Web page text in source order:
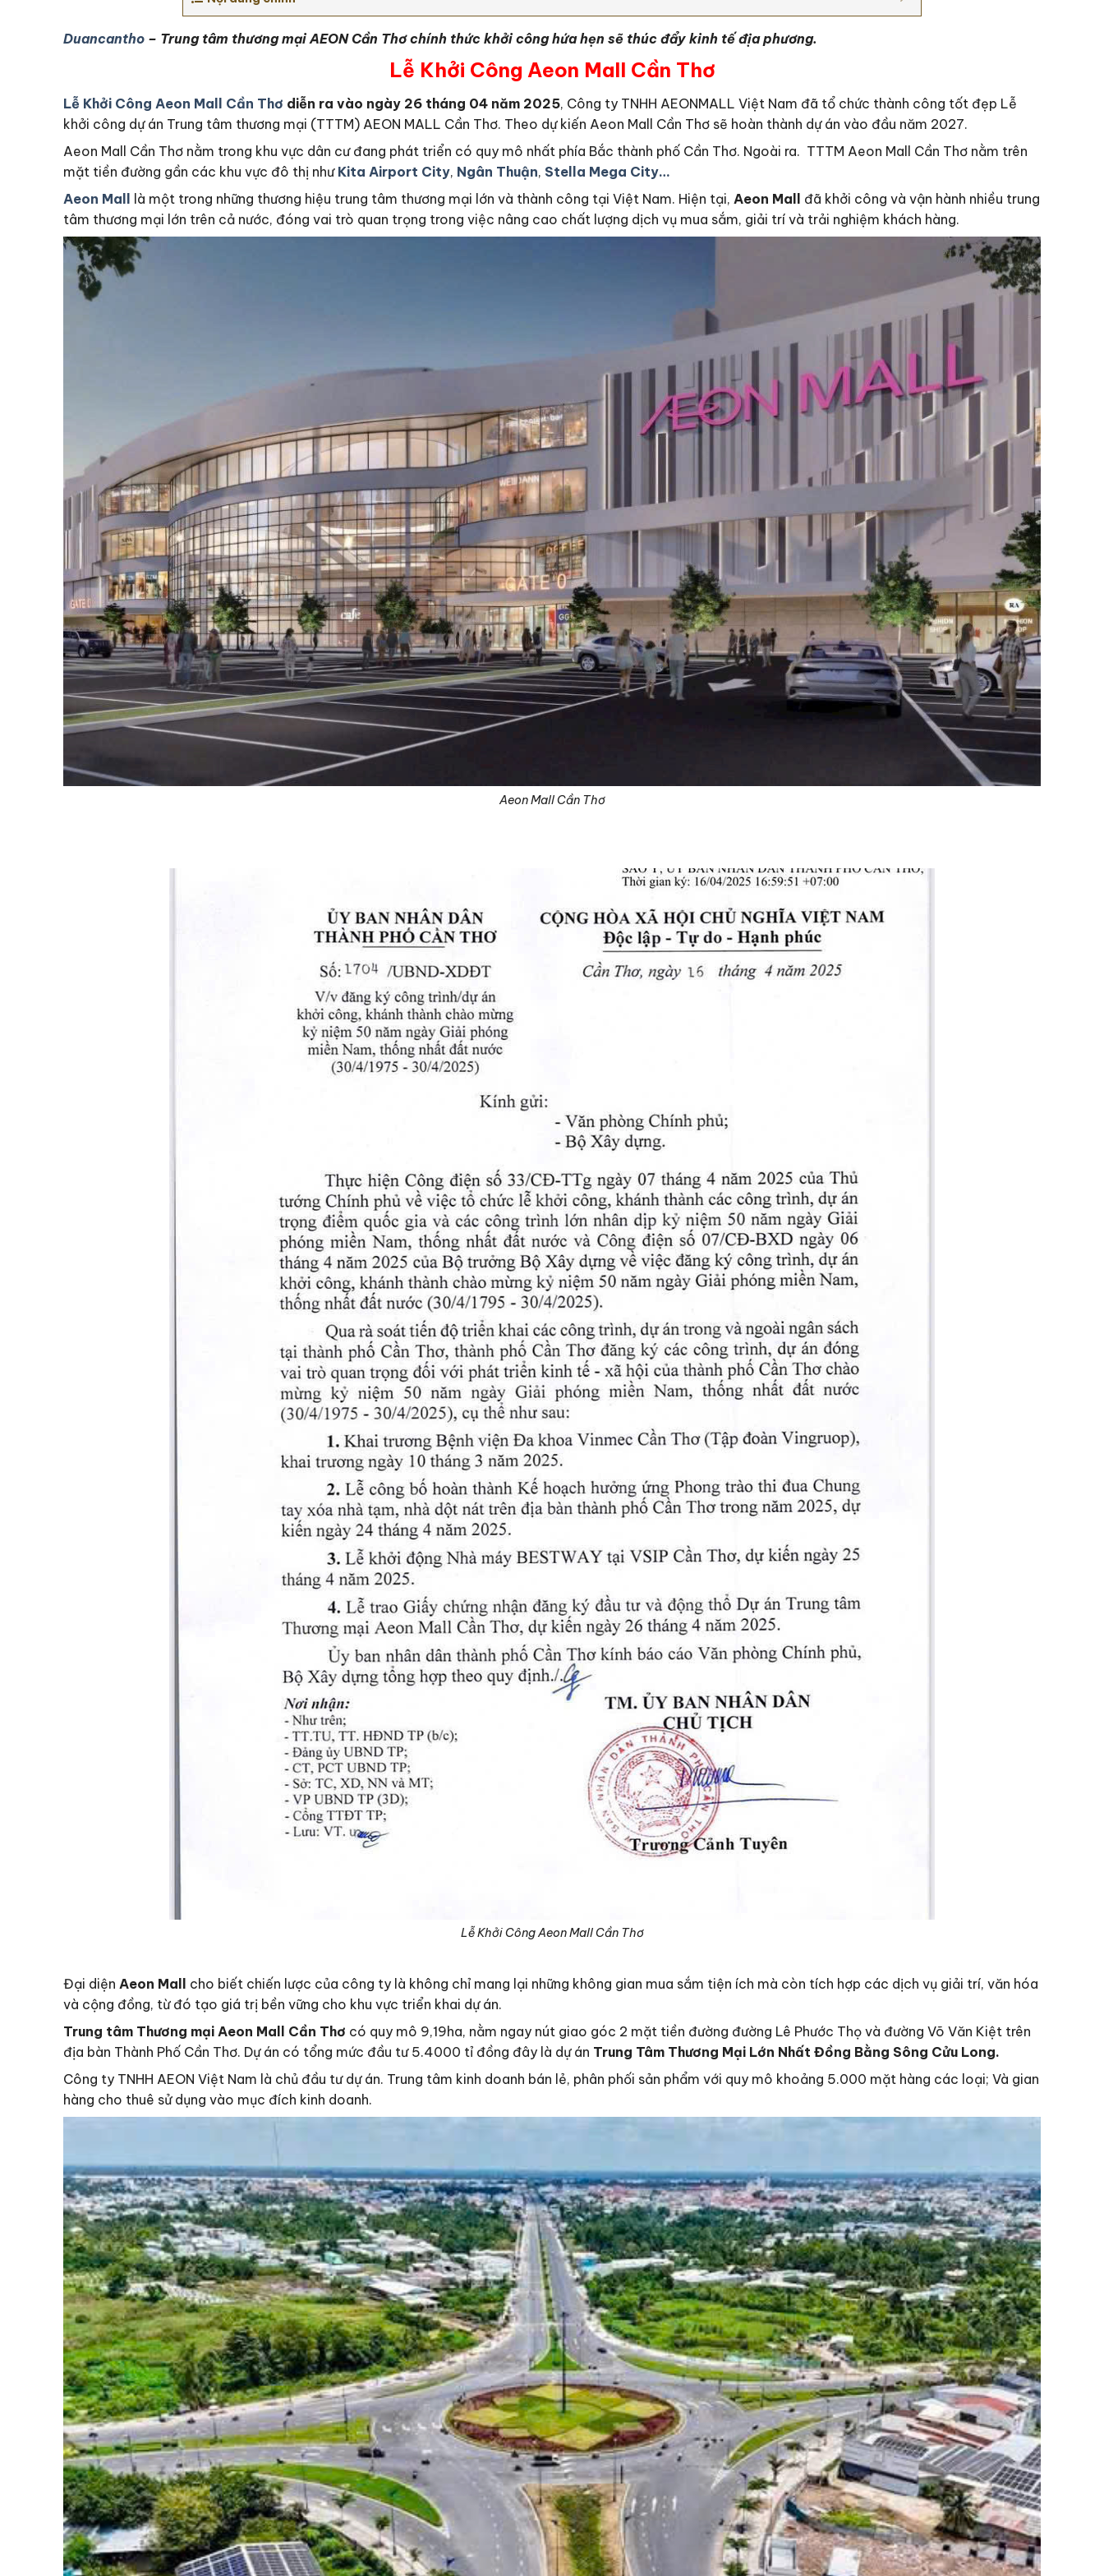
Duancantho – Trung tâm thương mại AEON Cần Thơ chính thức khởi công hứa hẹn sẽ thúc đẩy kinh tế địa phương.
Lễ Khởi Công Aeon Mall Cần Thơ
Lễ Khởi Công Aeon Mall Cần Thơ diễn ra vào ngày 26 tháng 04 năm 2025, Công ty TNHH AEONMALL Việt Nam đã tổ chức thành công tốt đẹp Lễ
khởi công dự án Trung tâm thương mại (TTTM) AEON MALL Cần Thơ. Theo dự kiến Aeon Mall Cần Thơ sẽ hoàn thành dự án vào đầu năm 2027.
Aeon Mall Cần Thơ nằm trong khu vực dân cư đang phát triển có quy mô nhất phía Bắc thành phố Cần Thơ. Ngoài ra. TTTM Aeon Mall Cần Thơ nằm trên
mặt tiền đường gần các khu vực đô thị như Kita Airport City, Ngân Thuận, Stella Mega City…
Aeon Mall là một trong những thương hiệu trung tâm thương mại lớn và thành công tại Việt Nam. Hiện tại, Aeon Mall đã khởi công và vận hành nhiều trung
tâm thương mại lớn trên cả nước, đóng vai trò quan trọng trong việc nâng cao chất lượng dịch vụ mua sắm, giải trí và trải nghiệm khách hàng.
Aeon Mall Cần Thơ
Lễ Khởi Công Aeon Mall Cần Thơ
Đại diện Aeon Mall
cho biết chiến lược của công ty là không chỉ mang lại những không gian mua sắm tiện ích mà còn tích hợp các dịch vụ giải trí, văn hóa
và cộng đồng, từ đó tạo giá trị bền vững cho khu vực triển khai dự án.
Trung tâm Thương mại Aeon Mall Cần Thơ có quy mô 9,19ha, nằm ngay nút giao góc 2 mặt tiền đường đường Lê Phước Thọ và đường Võ Văn Kiệt trên
địa bàn Thành Phố Cần Thơ. Dự án có tổng mức đầu tư 5.4000 tỉ đồng đây là dự án Trung Tâm Thương Mại Lớn Nhất Đồng Bằng Sông Cửu Long.
Công ty TNHH AEON Việt Nam là chủ đầu tư dự án. Trung tâm kinh doanh bán lẻ, phân phối sản phẩm với quy mô khoảng 5.000 mặt hàng các loại; Và gian
hàng cho thuê sử dụng vào mục đích kinh doanh.